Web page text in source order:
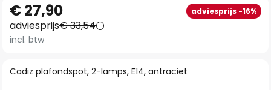
naar
het
begin
de
Cadiz plafondspot, 2-lamps, E14, antraciet
€ 27,90 adviesprijs -16%
adviesprijs€ 33,54
incl. btw